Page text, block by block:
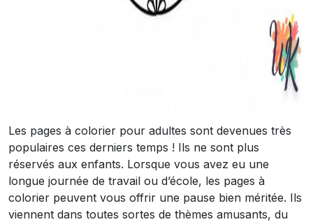
Les pages à colorier pour adultes sont devenues très
populaires ces derniers temps ! Ils ne sont plus
réservés aux enfants. Lorsque vous avez eu une
longue journée de travail ou d’école, les pages à
colorier peuvent vous offrir une pause bien méritée. Ils
viennent dans toutes sortes de thèmes amusants, du